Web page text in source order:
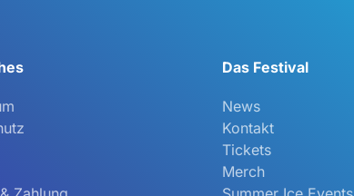
Das Festival
News
Kontakt
Tickets
Merch